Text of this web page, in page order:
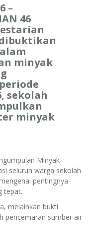
–
46
minyak
, sekolah
minyak
Minyak
seluruh warga sekolah
pentingnya
tepat.
melainkan bukti
pencemaran sumber air